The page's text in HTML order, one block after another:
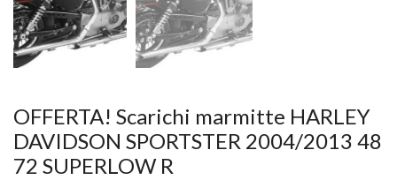
OFFERTA! Scarichi marmitte HARLEY
DAVIDSON SPORTSTER 2004/2013 48
72 SUPERLOW R